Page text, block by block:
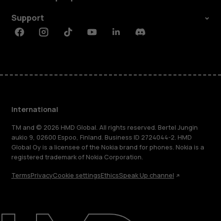
Repair, reuse, recycle
Support
FacebookInstagramTiktokYoutubeLinkedinDiscord
International
TM and © 2026 HMD Global. All rights reserved. Bertel Jungin
aukio 9, 02600 Espoo, Finland. Business ID 2724044-2. HMD
Global Oy is a licensee of the Nokia brand for phones. Nokia is a
registered trademark of Nokia Corporation.
TermsPrivacyCookie settingsEthicsSpeak Up channel